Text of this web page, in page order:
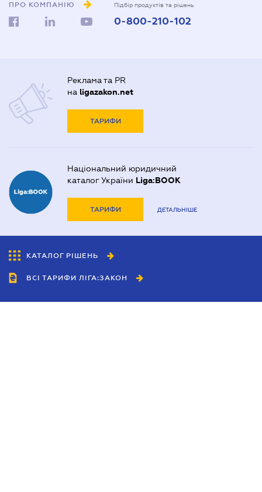
ПРО КОМПАНІЮ Підбір продуктів та рішень
0-800-210-102
Реклама та PR
на ligazakon.net
ТАРИФИ
Національний юридичний
каталог України Liga:BOOK
ТАРИФИ ДЕТАЛЬНІШЕ
КАТАЛОГ РІШЕНЬ
ВСІ ТАРИФИ ЛІГА:ЗАКОН